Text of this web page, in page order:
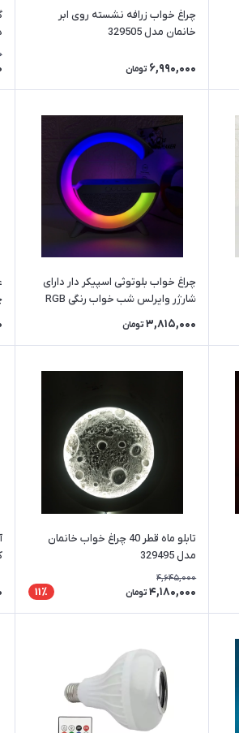
چراغ خواب زرافه نشسته روی ابر
خانمان مدل 329505
6,990,000 تومان
چراغ خواب بلوتوثی اسپیکر دار دارای
شارژر وایرلس شب خواب رنگی RGB
خانمان مدل 329500
3,815,000 تومان
تابلو ماه قطر 40 چراغ خواب خانمان
مدل 329495
4,645,000
4,180,000 تومان 11٪